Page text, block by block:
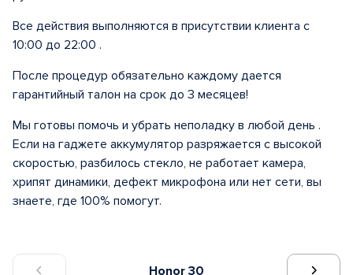
Honor 30
Все действия выполняются в присутствии клиента с
10:00 до 22:00 .
После процедур обязательно каждому дается
гарантийный талон на срок до 3 месяцев!
Мы готовы помочь и убрать неполадку в любой день .
Если на гаджете аккумулятор разряжается с высокой
скоростью, разбилось стекло, не работает камера,
хрипят динамики, дефект микрофона или нет сети, вы
знаете, где 100% помогут.